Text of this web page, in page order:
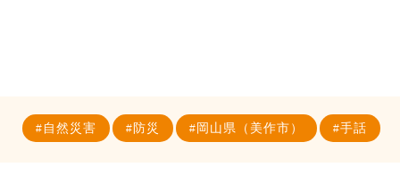
自然災害 防災 岡山県（美作市） 手話